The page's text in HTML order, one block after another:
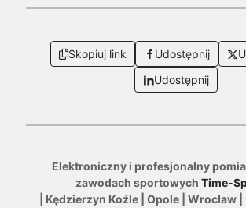
Skopiuj link Udostępnij
Udostępnij
Elektroniczny i profesjonalny
zawodach sportowych Time-
| Kędzierzyn Koźle | Opole | Wrocław